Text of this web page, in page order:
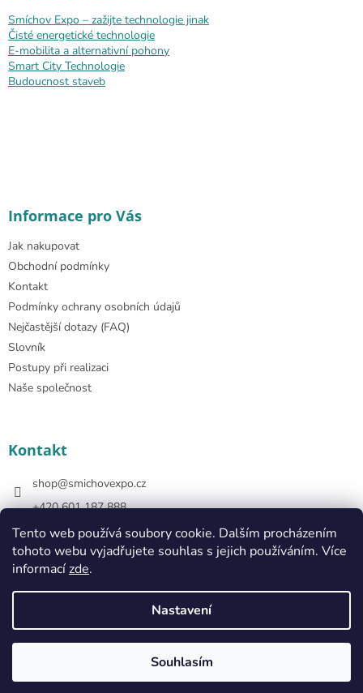
Tento web používá soubory cookie. Dalším procházením
tohoto webu vyjadřujete souhlas s jejich používáním. Více
informacízde.
Nastavení
Souhlasím
Smíchov Expo – zažijte technologie jinak
Čisté energetické technologie
E-mobilita a alternativní pohony
Smart City Technologie
Budoucnost staveb
Informace pro Vás
Jak nakupovat
Obchodní podmínky
Kontakt
Podmínky ochrany osobních údajů
Nejčastější dotazy (FAQ)
Slovník
Postupy při realizaci
Naše společnost
Kontakt
shop@smichovexpo.cz
+420 601 187 888
https://www.facebook.com/smichovexposhop
smichovexposhop
Vytvořil Shoptet
Smíchov Expo Shop. Všechna práva vyhrazena.